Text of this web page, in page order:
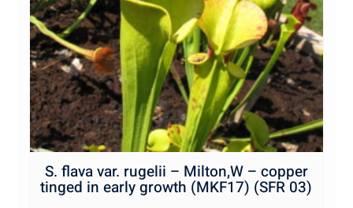
S. flava var. rugelii – Milton,W – copper
tinged in early growth (MKF17) (SFR 03)